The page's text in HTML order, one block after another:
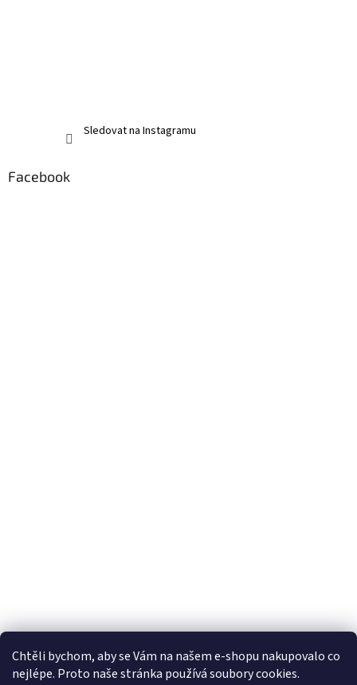
Chtěli bychom, aby se Vám na našem e-shopu nakupovalo co
nejlépe. Proto naše stránka používá soubory cookies.
Sledovat na Instagramu
Facebook